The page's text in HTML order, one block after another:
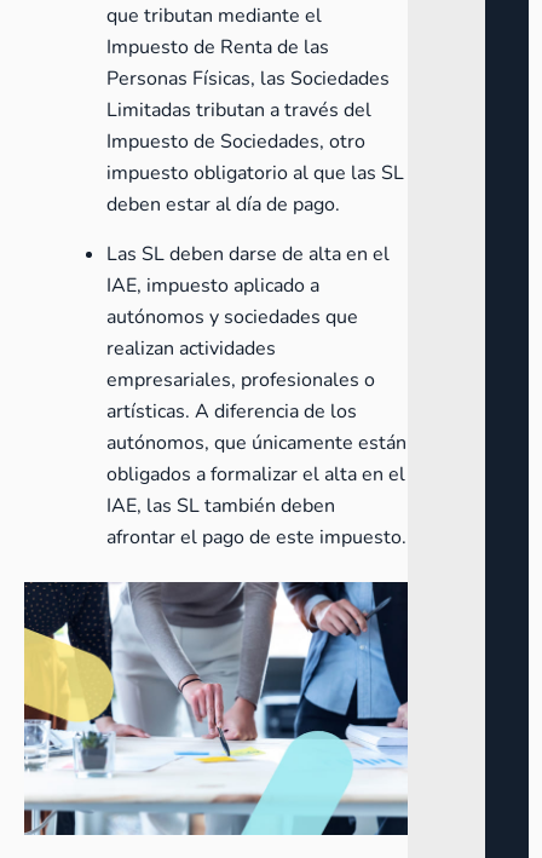
que tributan mediante el
Impuesto de Renta de las
Personas Físicas, las Sociedades
Limitadas tributan a través del
Impuesto de Sociedades, otro
impuesto obligatorio al que las SL
deben estar al día de pago.
Las SL deben darse de alta en el
IAE, impuesto aplicado a
autónomos y sociedades que
realizan actividades
empresariales, profesionales o
artísticas. A diferencia de los
autónomos, que únicamente están
obligados a formalizar el alta en el
IAE, las SL también deben
afrontar el pago de este impuesto.